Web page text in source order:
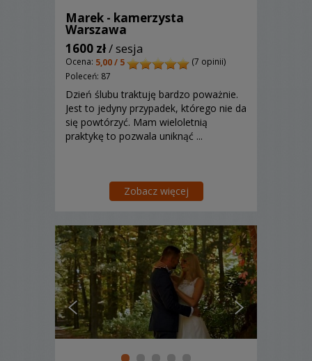
Marek - kamerzysta
Warszawa
1600 zł/ sesja
Ocena: 5,00 / 5
(7 opinii)
Poleceń: 87
Dzień ślubu traktuję bardzo poważnie.
Jest to jedyny przypadek, którego nie da
się powtórzyć. Mam wieloletnią
praktykę to pozwala uniknąć ...
Zobacz więcej